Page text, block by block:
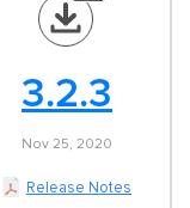
3.2.3
Nov 25, 2020
Release Notes